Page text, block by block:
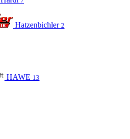
Hatzenbichler 2
HAWE 13